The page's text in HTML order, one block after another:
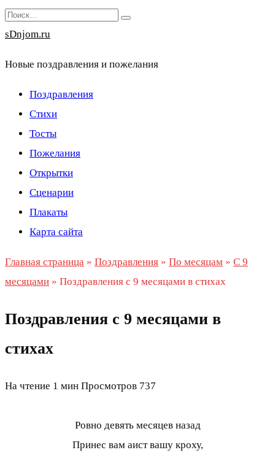
Перейти
к
Search
for:
sDnjom.ru
Новые поздравления и пожелания
Поздравления
Стихи
Тосты
Пожелания
Открытки
Сценарии
Плакаты
Карта сайта
Главная страница » Поздравления » По месяцам » С 9
месяцами » Поздравления с 9 месяцами в стихах
Поздравления с 9 месяцами в
стихах
На чтение 1 мин Просмотров 737
Ровно девять месяцев назад
Принес вам аист вашу кроху,